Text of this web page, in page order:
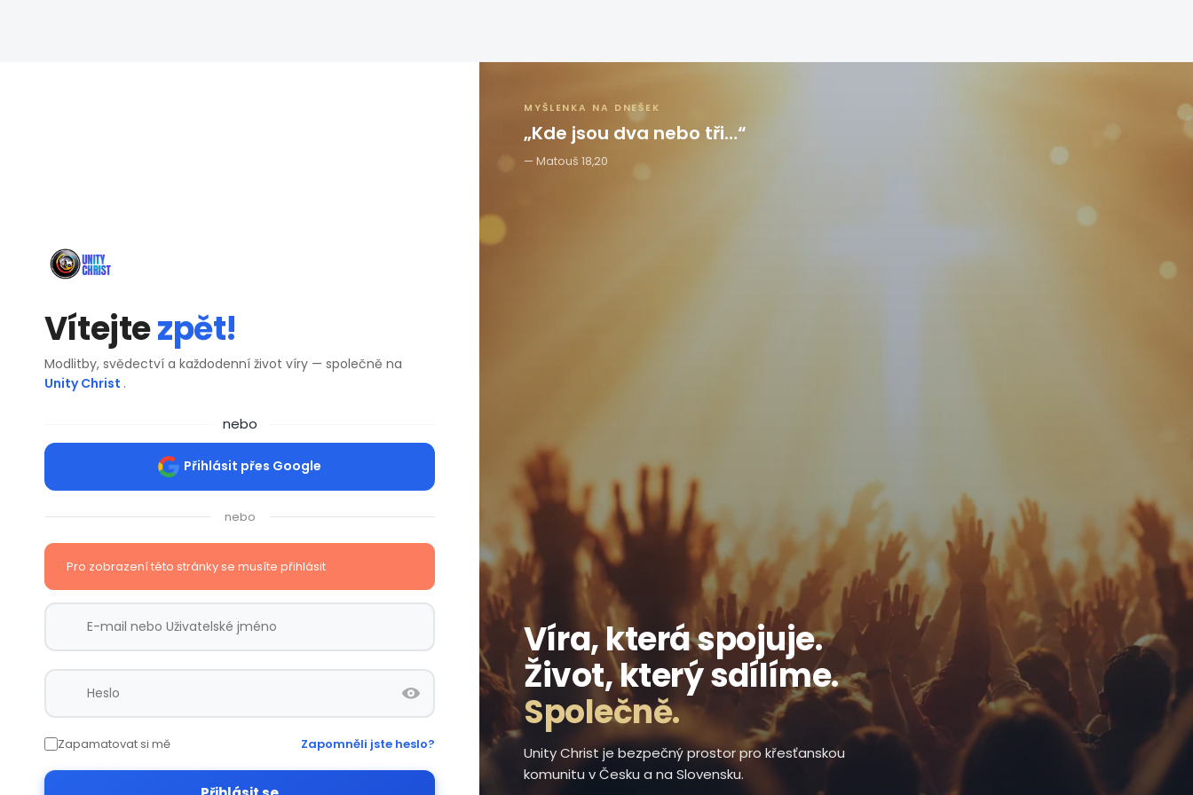
Vítejtezpět!
Modlitby, svědectví a každodenní život víry — společně na
Unity Christ .
nebo
Přihlásit přes Google
nebo
Pro zobrazení této stránky se musíte přihlásit
Zapamatovat si mě Zapomněli jste heslo?
Víra, která spojuje.
Život, který sdílíme.
Společně.
Unity Christ je bezpečný prostor pro křesťanskou
komunitu v Česku a na Slovensku.
MYŠLENKA NA DNEŠEK
„Kde jsou dva nebo tři…“
Matouš 18,20